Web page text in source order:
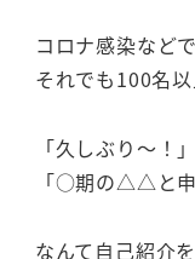
コロナ感染など
それでも100名
「久しぶり～！」
「○期の△△と申
なんて自己紹介